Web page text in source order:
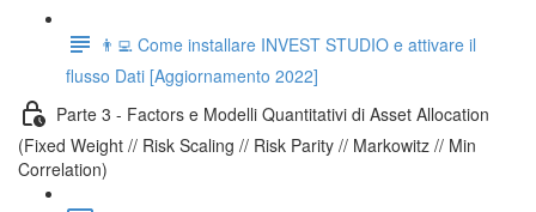
👨‍💻 Come installare INVEST STUDIO e attivare il
flusso Dati [Aggiornamento 2022]
Parte 3 - Factors e Modelli Quantitativi di Asset Allocation
(Fixed Weight // Risk Scaling // Risk Parity // Markowitz // Min
Correlation)